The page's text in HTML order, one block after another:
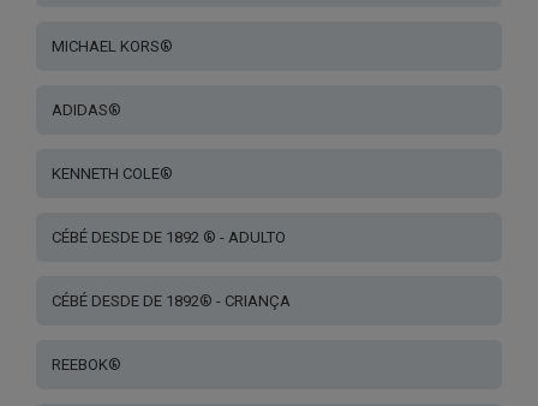
MICHAEL KORS®
ADIDAS®
KENNETH COLE®
CÉBÉ DESDE DE 1892 ® - ADULTO
CÉBÉ DESDE DE 1892® - CRIANÇA
REEBOK®